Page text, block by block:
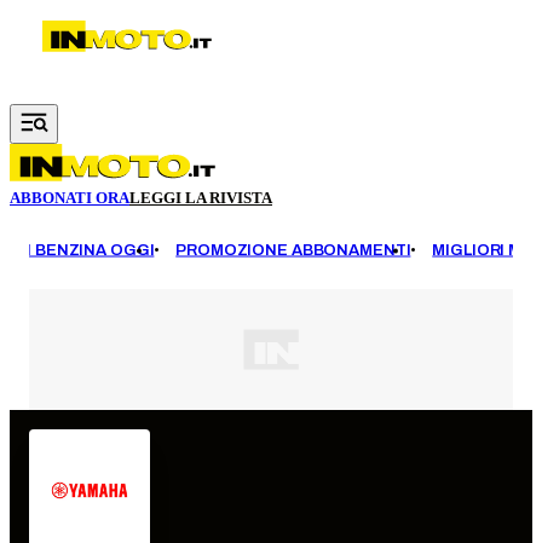
Vai al contenuto principale
ABBONATI ORALEGGI LA RIVISTA
BENZINA OGGI PROMOZIONE ABBONAMENTI MIGLIORI